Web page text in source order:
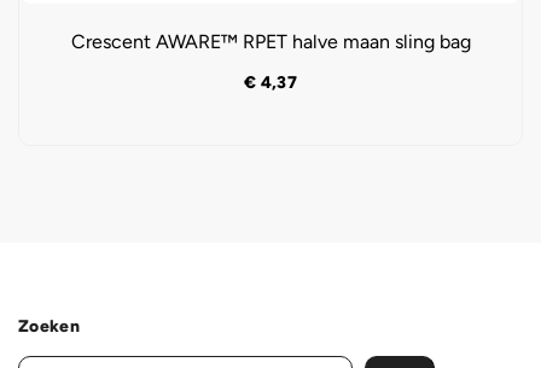
Crescent AWARE™ RPET halve maan sling bag
€ 4,37
Zoeken